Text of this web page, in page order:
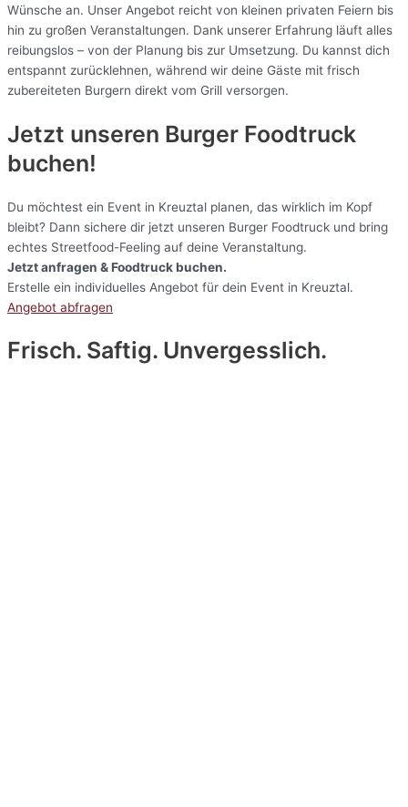
Wünsche an. Unser Angebot reicht von kleinen privaten Feiern bis
hin zu großen Veranstaltungen. Dank unserer Erfahrung läuft alles
reibungslos – von der Planung bis zur Umsetzung. Du kannst dich
entspannt zurücklehnen, während wir deine Gäste mit frisch
zubereiteten Burgern direkt vom Grill versorgen.
Jetzt unseren Burger Foodtruck
buchen!
Du möchtest ein Event in Kreuztal planen, das wirklich im Kopf
bleibt? Dann sichere dir jetzt unseren Burger Foodtruck und bring
echtes Streetfood-Feeling auf deine Veranstaltung.
Jetzt anfragen & Foodtruck buchen.
Erstelle ein individuelles Angebot für dein Event in Kreuztal.
Angebot abfragen
Frisch. Saftig. Unvergesslich.